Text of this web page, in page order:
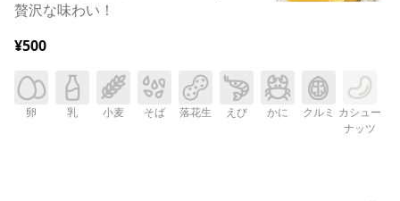
贅沢な味わい！
¥500
卵 乳 小麦 そば 落花生 えび かに クルミ カシュー
ナッツ